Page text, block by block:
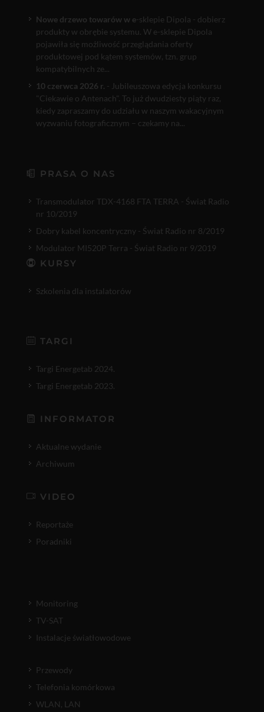
Nowe drzewo towarów w e-sklepie Dipola - dobierz
produkty w obrębie systemu. W e-sklepie Dipola
pojawiła się możliwość przeglądania oferty
produktowej pod kątem systemów, tzn. grup
kompatybilnych ze...
10 czerwca 2026 r. - Jubileuszowa edycja konkursu
"Ciekawie o Antenach". To już dwudziesty piąty raz,
kiedy zapraszamy do udziału w naszym wakacyjnym
wyzwaniu fotograficznym – czekamy na...
PRASA O NAS
Transmodulator TDX-4168 FTA TERRA - Świat Radio
nr 10/2019
Dobry kabel koncentryczny - Świat Radio nr 8/2019
Modulator MI520P Terra - Świat Radio nr 9/2019
KURSY
Szkolenia dla instalatorów
TARGI
Targi Energetab 2024.
Targi Energetab 2023.
INFORMATOR
Aktualne wydanie
Archiwum
VIDEO
Reportaże
Poradniki
Monitoring
TV-SAT
Instalacje światłowodowe
Przewody
Telefonia komórkowa
WLAN, LAN